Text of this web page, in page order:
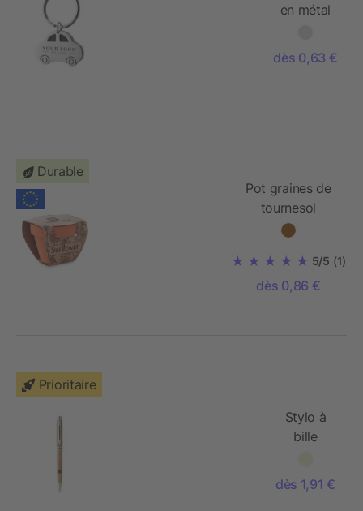
en métal
dès 0,63 €
Durable
Pot graines de
tournesol
5/5 (1)
dès 0,86 €
Prioritaire
Stylo à
bille
dès 1,91 €